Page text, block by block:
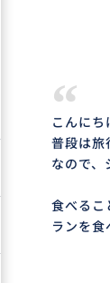
“
こんに
普段は旅
なので、
食べるこ
ランを食